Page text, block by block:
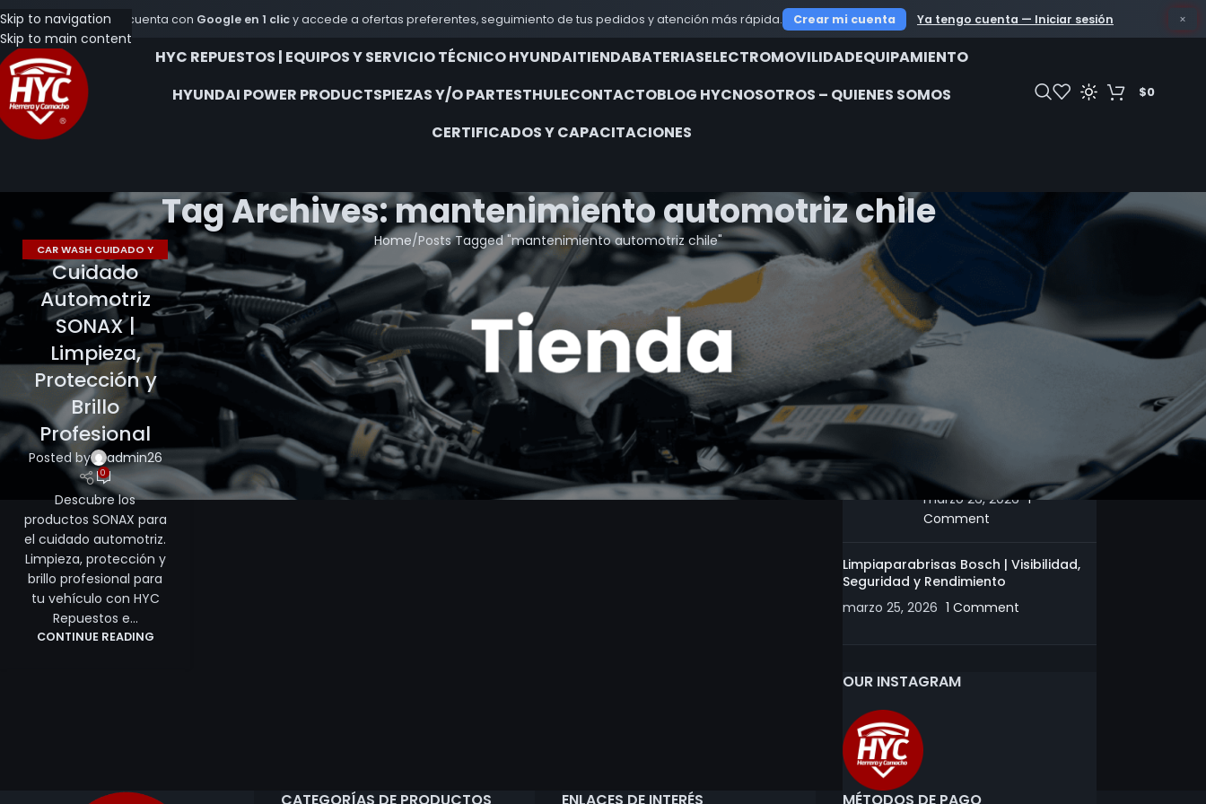
Crea tu cuenta con Google en 1 clicy accede a ofertas preferentes, seguimiento de tus pedidos y atención más rápida. Crear mi cuenta Ya tengo cuenta — Iniciar sesión ×
Skip to navigation
Skip to main content
569 53243847 Telegram/ 569 48980744 WhatsApp
HYC REPUESTOS | EQUIPOS Y SERVICIO TÉCNICO HYUNDAITIENDABATERIASELECTROMOVILIDADEQUIPAMIENTO
HYUNDAI POWER PRODUCTSPIEZAS Y/O PARTESTHULECONTACTOBLOG HYCNOSOTROS – QUIENES SOMOS
CERTIFICADOS Y CAPACITACIONES
$0
Tag Archives: mantenimiento automotriz chile
Home Posts Tagged "mantenimiento automotriz chile"
CAR WASH CUIDADO Y
LIMPIEZA,HYC REPUESTOS
Cuidado
Automotriz
SONAX |
Limpieza,
Protección y
Brillo
Profesional
Posted by admin26
0
Descubre los
productos SONAX para
el cuidado automotriz.
Limpieza, protección y
brillo profesional para
tu vehículo con HYC
Repuestos e...
CONTINUE READING
RECENT POSTS
Cuál es la Mejor
Cortacésped Hyundai
para Jardines Grandes en
Chile
Motobombas | Tips y
marzo 26, 2026 1
Comment
Limpiaparabrisas Bosch | Visibilidad,
Seguridad y Rendimiento
marzo 25, 2026 1 Comment
OUR INSTAGRAM